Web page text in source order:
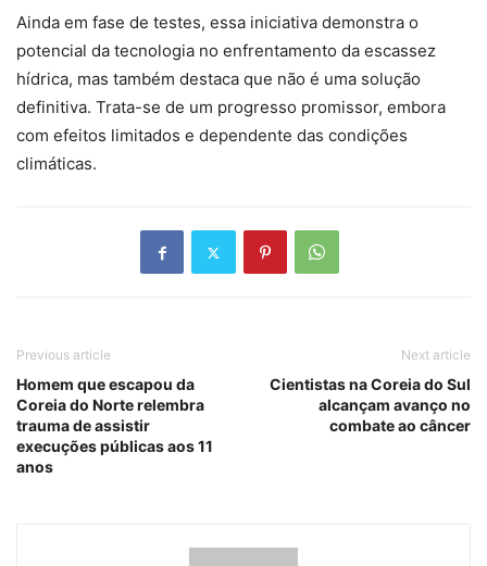
Ainda em fase de testes, essa iniciativa demonstra o
potencial da tecnologia no enfrentamento da escassez
hídrica, mas também destaca que não é uma solução
definitiva. Trata-se de um progresso promissor, embora
com efeitos limitados e dependente das condições
climáticas.
Previous article
Homem que escapou da
Coreia do Norte relembra
trauma de assistir
execuções públicas aos 11
anos
Next article
Cientistas na Coreia do Sul
alcançam avanço no
combate ao câncer